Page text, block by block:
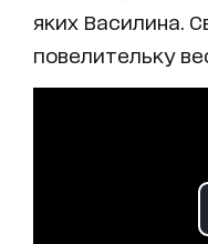
яких Василина.
повелительку